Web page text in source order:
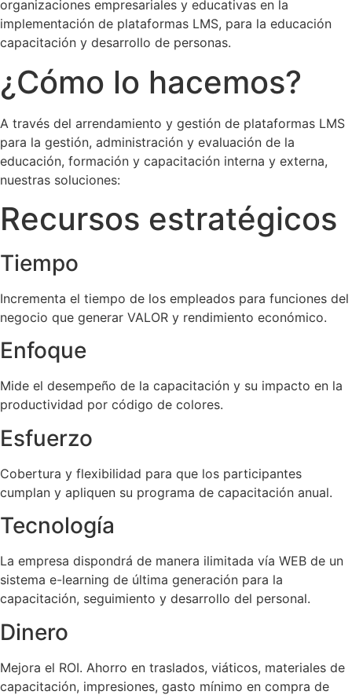
organizaciones empresariales y educativas en la
implementación de plataformas LMS, para la educación
capacitación y desarrollo de personas.
¿Cómo lo hacemos?
A través del arrendamiento y gestión de plataformas LMS
para la gestión, administración y evaluación de la
educación, formación y capacitación interna y externa,
nuestras soluciones:
Recursos estratégicos
Tiempo
Incrementa el tiempo de los empleados para funciones del
negocio que generar VALOR y rendimiento económico.
Enfoque
Mide el desempeño de la capacitación y su impacto en la
productividad por código de colores.
Esfuerzo
Cobertura y flexibilidad para que los participantes
cumplan y apliquen su programa de capacitación anual.
Tecnología
La empresa dispondrá de manera ilimitada vía WEB de un
sistema e-learning de última generación para la
capacitación, seguimiento y desarrollo del personal.
Dinero
Mejora el ROI. Ahorro en traslados, viáticos, materiales de
capacitación, impresiones, gasto mínimo en compra de